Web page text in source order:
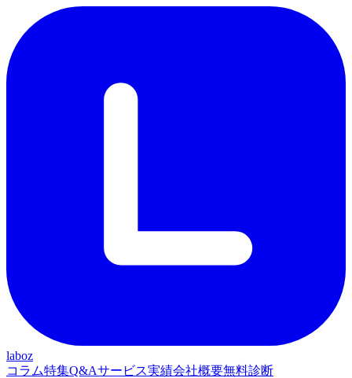
laboz
コラム特集Q&Aサービス実績会社概要無料診断